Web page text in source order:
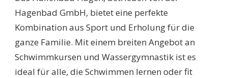
Hagenbad GmbH, bietet eine perfekte
Kombination aus Sport und Erholung für die
ganze Familie. Mit einem breiten Angebot an
Schwimmkursen und Wassergymnastik ist es
ideal für alle, die Schwimmen lernen oder fit